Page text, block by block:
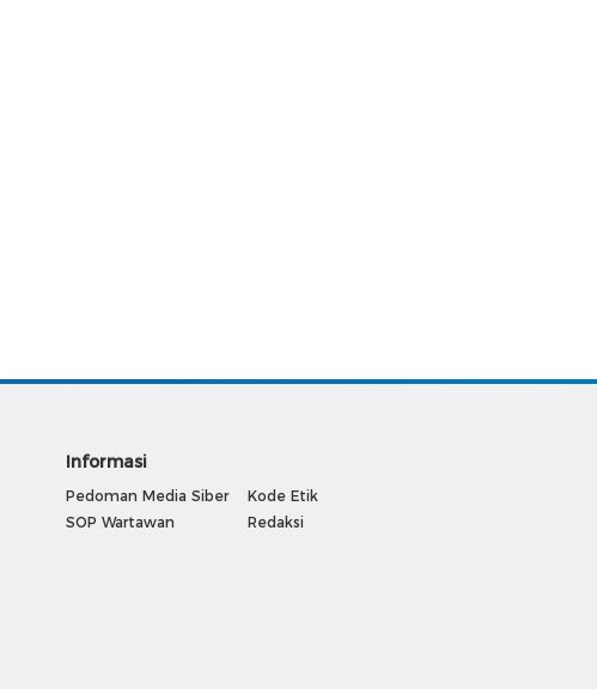
Informasi
Pedoman Media Siber
SOP Wartawan
Kode Etik
Redaksi